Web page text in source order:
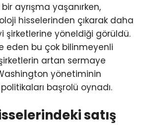
ayrışma yaşanırken,
hisselerinden çıkarak daha
şirketlerine yöneldiği görüldü.
eden bu çok bilinmeyenli
artan sermaye
yönetiminin
başrolü oynadı.
satış